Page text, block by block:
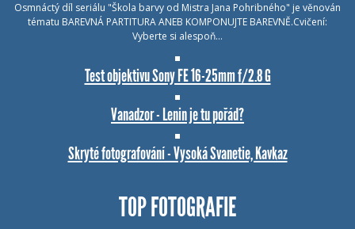
Osmnáctý díl seriálu "Škola barvy od Mistra Jana Pohribného" je věnován
tématu BAREVNÁ PARTITURA ANEB KOMPONUJTE BAREVNĚ.Cvičení:
Vyberte si alespoň…
Test objektivu Sony FE 16-25mm f/2.8 G
Vanadzor - Lenin je tu pořád?
Skryté fotografování - Vysoká Svanetie, Kavkaz
TOP FOTOGRAFIE